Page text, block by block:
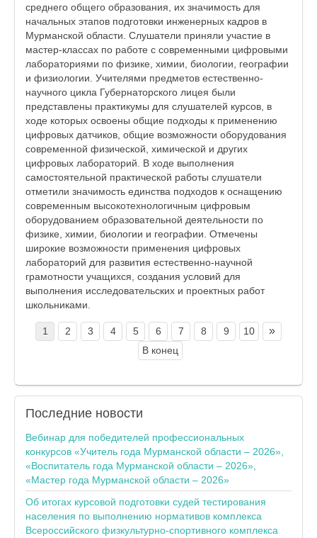
среднего общего образования, их значимость для
начальных этапов подготовки инженерных кадров в
Мурманской области. Слушатели приняли участие в
мастер-классах по работе с современными цифровыми
лабораториями по физике, химии, биологии, географии
и физиологии. Учителями предметов естественно-
научного цикла Губернаторского лицея были
представлены практикумы для слушателей курсов, в
ходе которых освоены общие подходы к применению
цифровых датчиков, общие возможности оборудования
современной физической, химической и других
цифровых лабораторий. В ходе выполнения
самостоятельной практической работы слушатели
отметили значимость единства подходов к оснащению
современным высокотехнологичным цифровым
оборудованием образовательной деятельности по
физике, химии, биологии и географии. Отмечены
широкие возможности применения цифровых
лабораторий для развития естественно-научной
грамотности учащихся, создания условий для
выполнения исследовательских и проектных работ
школьниками.
1 2 3 4 5 6 7 8 9 10 »
В конец
Последние новости
Вебинар для победителей профессиональных
конкурсов «Учитель года Мурманской области – 2026»,
«Воспитатель года Мурманской области – 2026»,
«Мастер года Мурманской области – 2026»
Об итогах курсовой подготовки судей тестирования
населения по выполнению нормативов комплекса
Всероссийского физкультурно-спортивного комплекса